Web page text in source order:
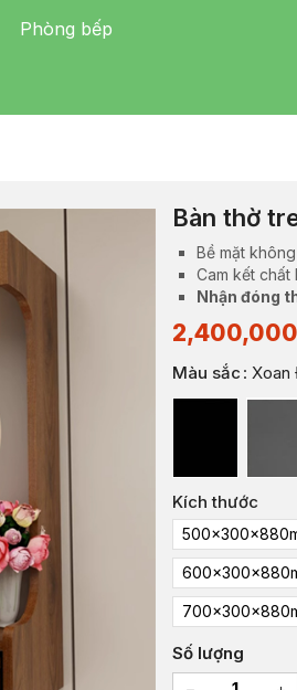
Phòng bếp
Bàn thờ
Bề mặt
Cam kết chất
Nhận đóng
2,400,000
Màu sắc : Xoan
Kích thước
Số lượng